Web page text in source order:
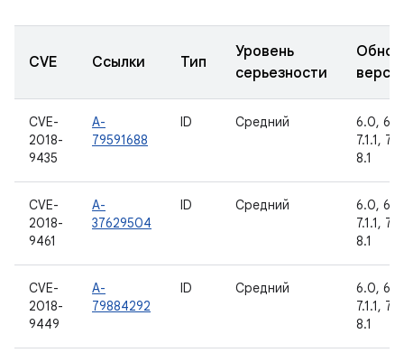
CVE Ссылки Тип
Уровень
серьезности
CVE-
2018-
9435
A-
79591688
ID Средний
6.0,
7.1.1,
8.1
CVE-
2018-
9461
A-
37629504
ID Средний
6.0,
7.1.1,
8.1
CVE-
2018-
9449
A-
79884292
ID Средний
6.0,
7.1.1,
8.1